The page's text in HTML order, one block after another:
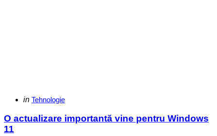
Categories
Posted
in Tehnologie
O actualizare importantă vine pentru Windows
11